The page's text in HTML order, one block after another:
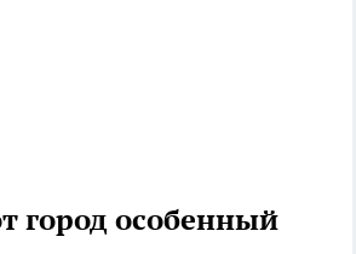
город особенный